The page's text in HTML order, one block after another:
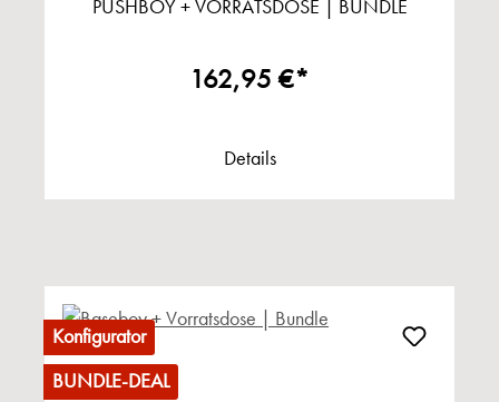
PUSHBOY + VORRATSDOSE | BUNDLE
162,95 €*
Details
Konfigurator
BUNDLE-DEAL